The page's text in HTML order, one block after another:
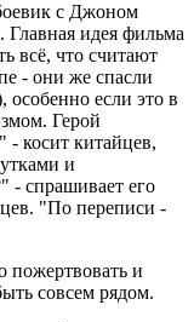
с Джоном
идея фильма
всё, что считают
- они же спасли
если это в
Герой
- косит китайцев,
и
- спрашивает его
"По переписи -
пожертвовать и
совсем рядом.